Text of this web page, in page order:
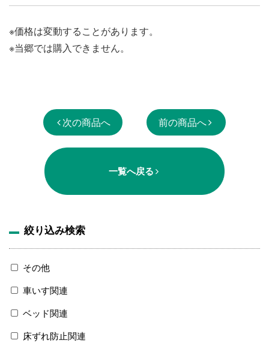
※価格は変動することがあります。
※当郷では購入できません。
次の商品へ 前の商品へ
一覧へ戻る
絞り込み検索
その他
車いす関連
ベッド関連
床ずれ防止関連